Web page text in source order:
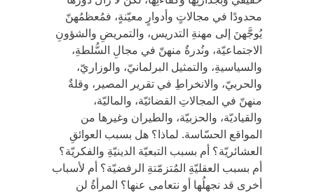
محدودًا في مجالاتٍ وأدوارٍ معيّنةٍ، فمُعظمُهنّ
يُوجَّهنَ إلى مهنةِ التدريس، والتمريضِ والشؤونِ
الاجتماعيّة، ونُدرةٌ منهنّ في مجالِ السُّلطةِ،
والسياسيةِ، والتمثيل البرلمانيّ، والوزاريّ،
والحربيّ، والانخراطِ في تقرير المصير، وقلةٌ
منهنّ في المجالاتِ القضائيّة، والماليّة،
والقياديّة، والحزبيّة، والطيران وغيرها من
المواقع الحسّاسة. لماذا؟ هل بسبب العوائقِ
العشائريّة؟ أم بسبب التبعيّة الدينيّةِ والفكريّة؟
أم بسبب العقليّةِ المُتزمّتةِ الرفضيّة؟ أم لأسباب
أخرى قد نجهلُها أو نتعامى عنها؟ المرأةُ لن